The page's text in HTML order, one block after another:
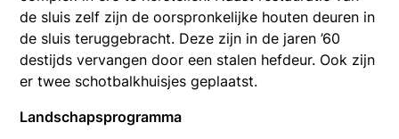
de sluis zelf zijn de oorspronkelijke houten deuren in
de sluis teruggebracht. Deze zijn in de jaren ’60
destijds vervangen door een stalen hefdeur. Ook zijn
er twee schotbalkhuisjes geplaatst.
Landschapsprogramma